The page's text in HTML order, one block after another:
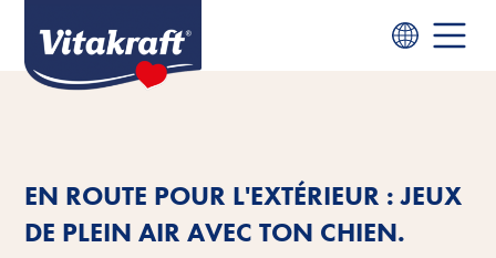
EN ROUTE POUR L'EXTÉRIEUR : JEUX
DE PLEIN AIR AVEC TON CHIEN.